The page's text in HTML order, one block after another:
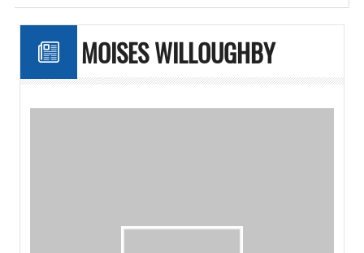
MOISES WILLOUGHBY